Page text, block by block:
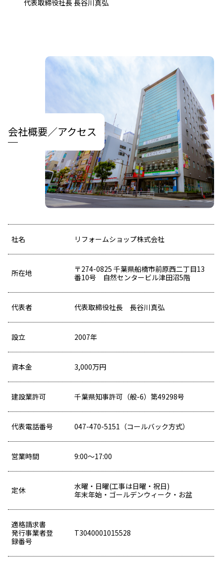
代表取締役社⻑ ⻑⾕川真弘
会社概要／アクセス
社名 リフォームショップ株式会社
所在地
〒274-0825 千葉県船橋市前原西二丁目13
番10号 自然センタービル津田沼5階
代表者 代表取締役社長 長谷川真弘
設立 2007年
資本金 3,000万円
建設業許可 千葉県知事許可（般-6）第49298号
代表電話番号 047-470-5151（コールバック方式）
営業時間 9:00～17:00
定休
⽔曜・⽇曜(⼯事は⽇曜・祝⽇)
年末年始・ゴールデンウィーク・お盆
適格請求書
発行事業者登
録番号
T3040001015528